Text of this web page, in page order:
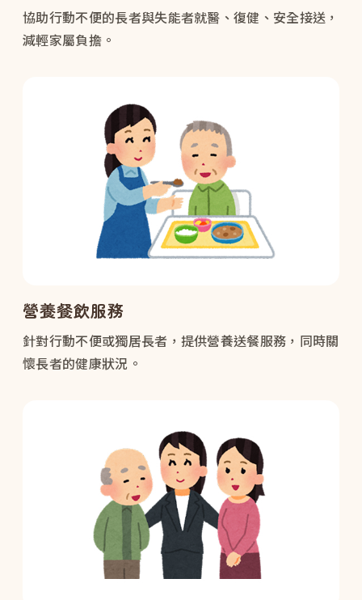
協助行動不便的長者與失能者就醫、復健、安全接送，
減輕家屬負擔。
營養餐飲服務
針對行動不便或獨居長者，提供營養送餐服務，同時關
懷長者的健康狀況。